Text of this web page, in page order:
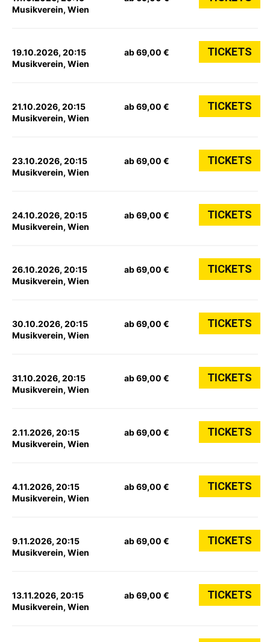
Musikverein, Wien
19.10.2026, 20:15
Musikverein, Wien
ab 69,00 € TICKETS
21.10.2026, 20:15
Musikverein, Wien
ab 69,00 € TICKETS
23.10.2026, 20:15
Musikverein, Wien
ab 69,00 € TICKETS
24.10.2026, 20:15
Musikverein, Wien
ab 69,00 € TICKETS
26.10.2026, 20:15
Musikverein, Wien
ab 69,00 € TICKETS
30.10.2026, 20:15
Musikverein, Wien
ab 69,00 € TICKETS
31.10.2026, 20:15
Musikverein, Wien
ab 69,00 € TICKETS
2.11.2026, 20:15
Musikverein, Wien
ab 69,00 € TICKETS
4.11.2026, 20:15
Musikverein, Wien
ab 69,00 € TICKETS
9.11.2026, 20:15
Musikverein, Wien
ab 69,00 € TICKETS
13.11.2026, 20:15
Musikverein, Wien
ab 69,00 € TICKETS